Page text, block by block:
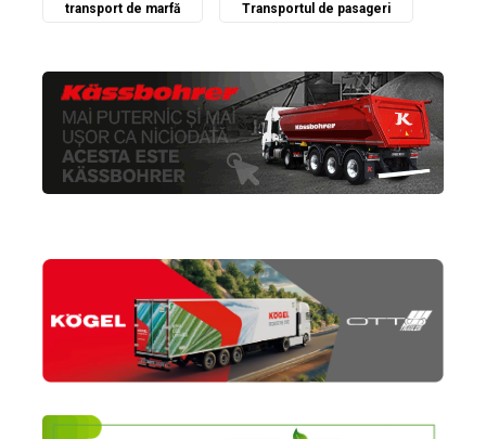
transport de marfă Transportul de pasageri